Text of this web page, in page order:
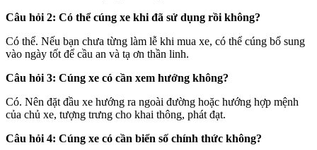
Câu hỏi 2: Có thể cúng xe khi đã sử dụng rồi không?
Có thể. Nếu bạn chưa từng làm lễ khi mua xe, có thể cúng bổ sung
vào ngày tốt để cầu an và tạ ơn thần linh.
Câu hỏi 3: Cúng xe có cần xem hướng không?
Có. Nên đặt đầu xe hướng ra ngoài đường hoặc hướng hợp mệnh
của chủ xe, tượng trưng cho khai thông, phát đạt.
Câu hỏi 4: Cúng xe có cần biển số chính thức không?